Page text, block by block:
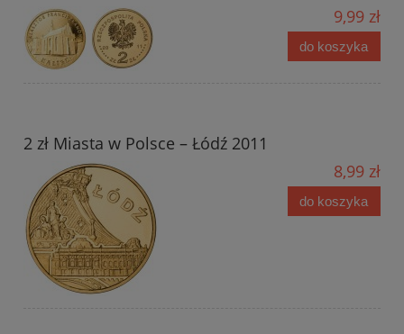
9,99 zł
do koszyka
2 zł Miasta w Polsce – Łódź 2011
8,99 zł
do koszyka